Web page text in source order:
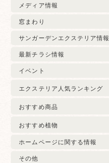
メディア情報
窓まわり
サンガーデンエクステリア情報
最新チラシ情報
イベント
エクステリア人気ランキング
おすすめ商品
おすすめ植物
ホームページに関する情報
その他